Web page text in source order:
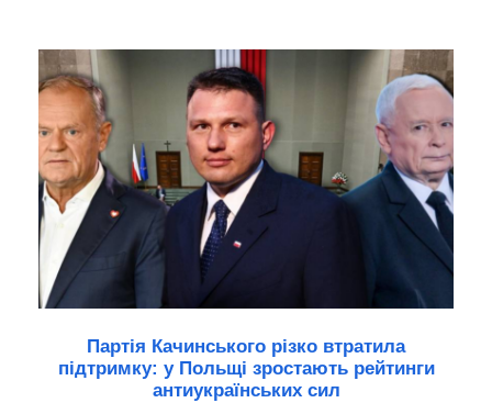
Партія Качинського різко втратила
підтримку: у Польщі зростають рейтинги
антиукраїнських сил